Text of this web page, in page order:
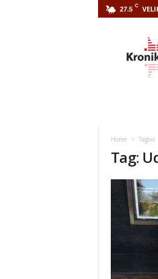
27.5 C
Home Tagovi
Tag: